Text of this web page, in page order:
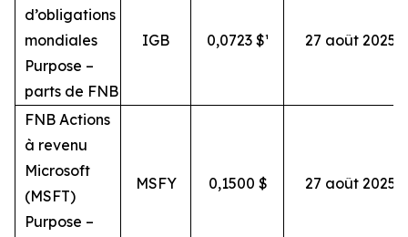
d’obligations
mondiales
Purpose –
parts de FNB
IGB 0,0723 $¹ 27 août 2025
FNB Actions
à revenu
Microsoft
(MSFT)
Purpose –
MSFY 0,1500 $ 27 août 2025